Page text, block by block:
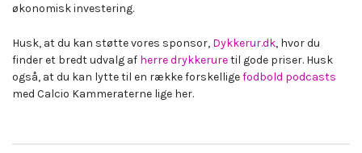
økonomisk investering.
Husk, at du kan støtte vores sponsor, Dykkerur.dk, hvor du
finder et bredt udvalg af herre drykkeruretil gode priser. Husk
også, at du kan lytte til en række forskelligefodbold podcasts
med Calcio Kammeraterne lige her.